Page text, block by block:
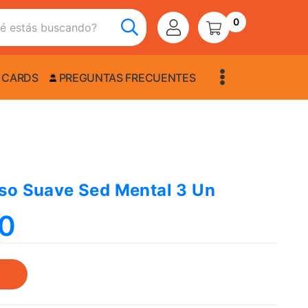
0
PREGUNTAS FRECUENTES
Suave Sed Mental 3 Un